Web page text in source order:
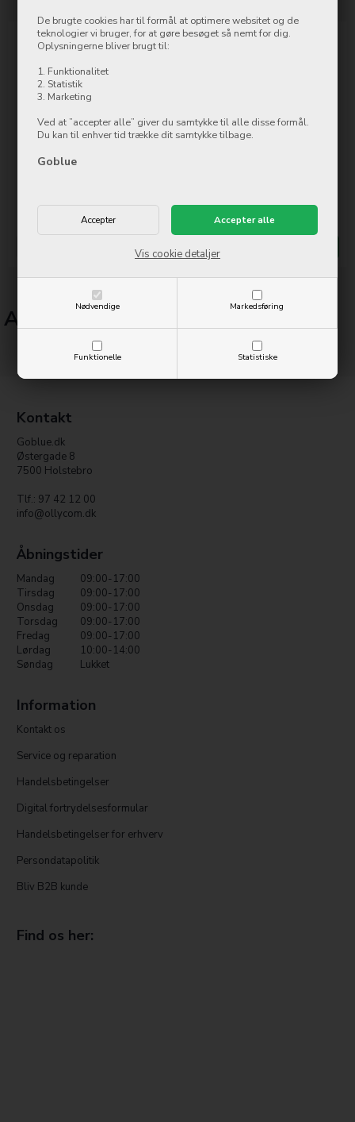
De brugte cookies har til formål at optimere websitet og de
teknologier vi bruger, for at gøre besøget så nemt for dig.
Oplysningerne bliver brugt til:
1. Funktionalitet
2. Statistik
3. Marketing
Ved at ”accepter alle” giver du samtykke til alle disse formål.
Du kan til enhver tid trække dit samtykke tilbage.
Goblue
Nødvendige Markedsføring
Funktionelle Statistiske
Vis cookie detaljer
Ultra 49mm
På lager
Køb nu
På lager
Mere info
Apple Watch uden abonnement
Kontakt
Goblue.dk
Østergade 8
7500 Holstebro
Tlf.: 97 42 12 00
info@ollycom.dk
Åbningstider
Mandag
09:00-17:00
Tirsdag
09:00-17:00
Onsdag
09:00-17:00
Torsdag
09:00-17:00
Fredag
09:00-17:00
Lørdag
10:00-14:00
Søndag
Lukket
Information
Kontakt os
Service og reparation
Handelsbetingelser
Digital fortrydelsesformular
Handelsbetingelser for erhverv
Persondatapolitik
Bliv B2B kunde
Find os her: